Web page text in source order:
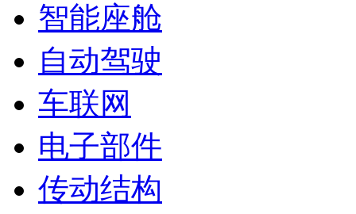
智能座舱
自动驾驶
车联网
电子部件
传动结构